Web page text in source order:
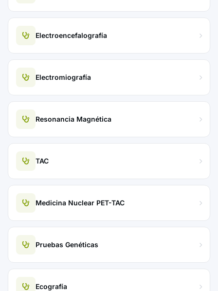
Electroencefalografía
Electromiografía
Resonancia Magnética
TAC
Medicina Nuclear PET-TAC
Pruebas Genéticas
Ecografía